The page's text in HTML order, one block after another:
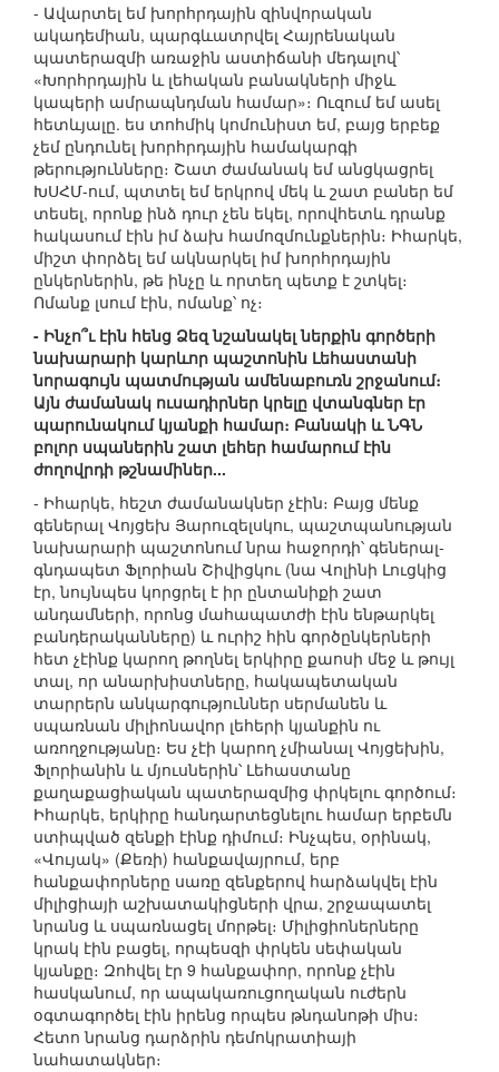
- Ավարտել եմ խորհրդային զինվորական
ակադեմիան, պարգևատրվել Հայրենական
պատերազմի առաջին աստիճանի մեդալով՝
«Խորհրդային և լեհական բանակների միջև
կապերի ամրապնդման համար»։ Ուզում եմ ասել
հետևյալը. ես տոհմիկ կոմունիստ եմ, բայց երբեք
չեմ ընդունել խորհրդային համակարգի
թերությունները։ Շատ ժամանակ եմ անցկացրել
ԽՍՀՄ-ում, պտտել եմ երկրով մեկ և շատ բաներ եմ
տեսել, որոնք ինձ դուր չեն եկել, որովհետև դրանք
հակասում էին իմ ձախ համոզմունքներին։ Իհարկե,
միշտ փորձել եմ ակնարկել իմ խորհրդային
ընկերներին, թե ինչը և որտեղ պետք է շտկել։
Ոմանք լսում էին, ոմանք՝ ոչ։
- Ինչո՞ւ էին հենց Ձեզ նշանակել ներքին գործերի
նախարարի կարևոր պաշտոնին Լեհաստանի
նորագույն պատմության ամենաբուռն շրջանում։
Այն ժամանակ ուսադիրներ կրելը վտանգներ էր
պարունակում կյանքի համար։ Բանակի և ՆԳՆ
բոլոր սպաներին շատ լեհեր համարում էին
ժողովրդի թշնամիներ...
- Իհարկե, հեշտ ժամանակներ չէին։ Բայց մենք
գեներալ Վոյցեխ Յարուզելսկու, պաշտպանության
նախարարի պաշտոնում նրա հաջորդի՝ գեներալ-
գնդապետ Ֆլորիան Շիվիցկու (նա Վոլինի Լուցկից
էր, նույնպես կորցրել է իր ընտանիքի շատ
անդամների, որոնց մահապատժի էին ենթարկել
բանդերականները) և ուրիշ հին գործընկերների
հետ չէինք կարող թողնել երկիրը քաոսի մեջ և թույլ
տալ, որ անարխիստները, հակապետական
տարրերն անկարգություններ սերմանեն և
սպառնան միլիոնավոր լեհերի կյանքին ու
առողջությանը։ Ես չէի կարող չմիանալ Վոյցեխին,
Ֆլորիանին և մյուսներին՝ Լեհաստանը
քաղաքացիական պատերազմից փրկելու գործում։
Իհարկե, երկիրը հանդարտեցնելու համար երբեմն
ստիպված զենքի էինք դիմում։ Ինչպես, օրինակ,
«Վույակ» (Քեռի) հանքավայրում, երբ
հանքափորները սառը զենքերով հարձակվել էին
միլիցիայի աշխատակիցների վրա, շրջապատել
նրանց և սպառնացել մորթել։ Միլիցիոներները
կրակ էին բացել, որպեսզի փրկեն սեփական
կյանքը։ Զոհվել էր 9 հանքափոր, որոնք չէին
հասկանում, որ ապակառուցողական ուժերն
օգտագործել էին իրենց որպես թնդանոթի միս։
Հետո նրանց դարձրին դեմոկրատիայի
նահատակներ։